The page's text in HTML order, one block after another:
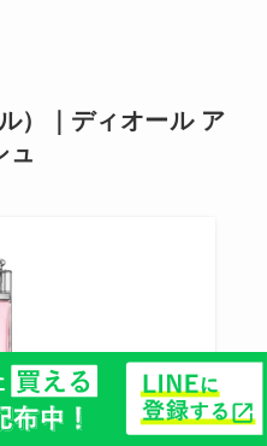
）｜ディオール ア
ュ
ィオール アディクト